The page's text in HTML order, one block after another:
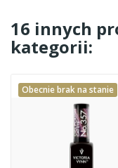
16 innych
kategorii:
Obecnie brak na stanie